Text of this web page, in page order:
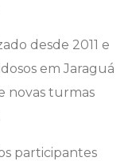
desde 2011 e
em Jaraguá
novas turmas
participantes